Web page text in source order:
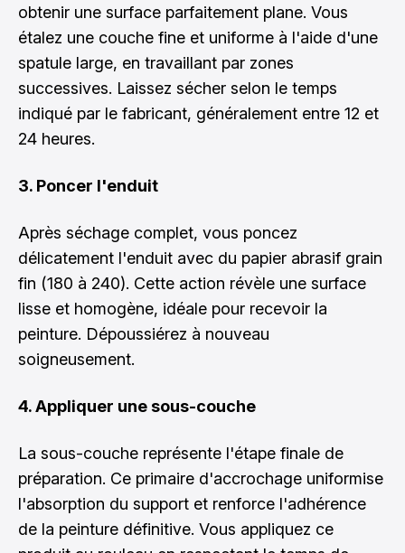
obtenir une surface parfaitement plane. Vous
étalez une couche fine et uniforme à l'aide d'une
spatule large, en travaillant par zones
successives. Laissez sécher selon le temps
indiqué par le fabricant, généralement entre 12 et
24 heures.
3. Poncer l'enduit
Après séchage complet, vous poncez
délicatement l'enduit avec du papier abrasif grain
fin (180 à 240). Cette action révèle une surface
lisse et homogène, idéale pour recevoir la
peinture. Dépoussiérez à nouveau
soigneusement.
4. Appliquer une sous-couche
La sous-couche représente l'étape finale de
préparation. Ce primaire d'accrochage uniformise
l'absorption du support et renforce l'adhérence
de la peinture définitive. Vous appliquez ce